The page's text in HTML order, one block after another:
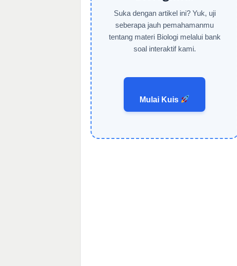
Suka dengan artikel ini? Yuk, uji
seberapa jauh pemahamanmu
tentang materi Biologi melalui bank
soal interaktif kami.
Mulai Kuis